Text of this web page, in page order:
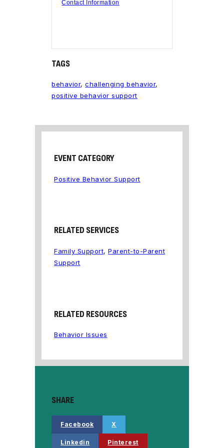
Contact Information
TAGS
behavior,challenging behavior,
positive behavior support
EVENT CATEGORY
Positive Behavior Support
RELATED SERVICES
Family Support,Parent-to-Parent
Support
RELATED RESOURCES
Behavior Issues
SHARE
Facebook X
Linkedin Pinterest